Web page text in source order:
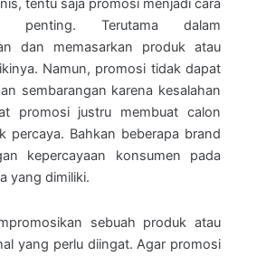
tentu saja promosi menjadi cara
penting. Terutama dalam
dan memasarkan produk atau
Namun, promosi tidak dapat
sembarangan karena kesalahan
promosi justru membuat calon
percaya. Bahkan beberapa brand
kepercayaan konsumen pada
yang dimiliki.
sebuah produk atau
yang perlu diingat. Agar promosi